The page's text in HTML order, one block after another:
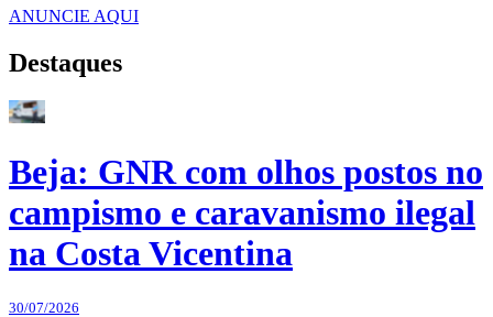
ANUNCIE AQUI
Destaques
Beja: GNR com olhos postos no
campismo e caravanismo ilegal
na Costa Vicentina
30/07/2026